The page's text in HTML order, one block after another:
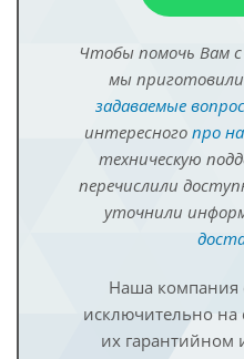
Чтобы помочь Вам
мы приготовили
задаваемые
интересного про
техническую
перечислили
уточнили
Наша компания
исключительно на
их гарантийном